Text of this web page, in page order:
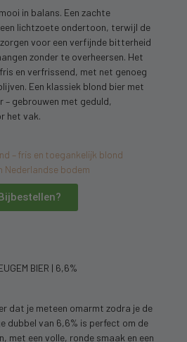
in balans. Een zachte
lichtzoete ondertoon, terwijl de
voor een verfijnde bitterheid
zonder te overheersen. Het
en verfrissend, met net genoeg
Een klassiek blond bier met
gebrouwen met geduld,
het vak.
Bijbestellen?
BIER | 6,6%
dat je meteen omarmt zodra je de
dubbel van 6,6% is perfect om de
met een volle, ronde smaak en een